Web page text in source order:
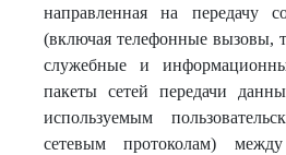
направленная на передачу
(включая телефонные вызовы,
служебные и
пакеты сетей передачи
используемым
сетевым протоколам) между